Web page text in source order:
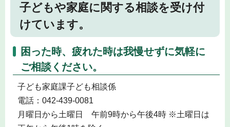
子どもや家庭に関する相談を受け付
けています。
困った時、疲れた時は我慢せずに気軽に
ご相談ください。
子ども家庭課子ども相談係
電話：042-439-0081
月曜日から土曜日 午前9時から午後4時 ※土曜日は